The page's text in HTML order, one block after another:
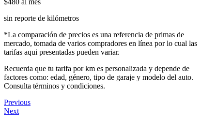
sin reporte de kilómetros
*La comparación de precios es una referencia de primas de
mercado, tomada de varios compradores en línea por lo cual las
tarifas aqui presentadas pueden variar.
Recuerda que tu tarifa por km es personalizada y depende de
factores como: edad, género, tipo de garaje y modelo del auto.
Consulta términos y condiciones.
Previous
Next